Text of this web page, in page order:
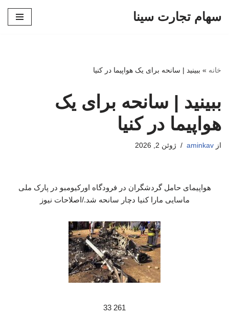
سهام تجارت سینا
خانه » ببینید | سانحه برای یک هواپیما در کنیا
ببینید | سانحه برای یک
هواپیما در کنیا
از aminkav ژوئن 2, 2026
هواپیمای حامل گردشگران در فرودگاه اورکیومبو در پارک ملی
ماسایی مارا کنیا دچار سانحه شد./اصلاحات نیوز
261 33